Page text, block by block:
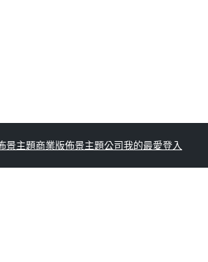
景主題商業版佈景主題公司我的最愛登入